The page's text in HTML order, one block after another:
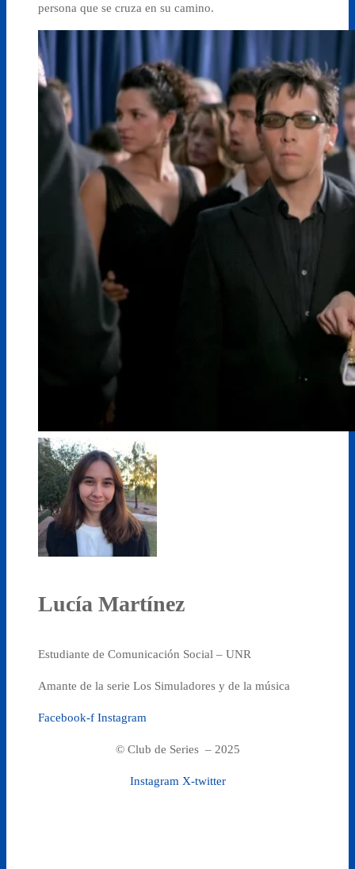
persona que se cruza en su camino.
Lucía Martínez
Estudiante de Comunicación Social – UNR
Amante de la serie Los Simuladores y de la música
Facebook-f Instagram
© Club de Series – 2025
Instagram X-twitter